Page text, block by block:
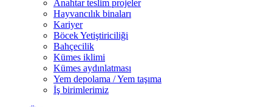
Anahtar teslim projeler
Hayvancılık binaları
Kariyer
Böcek Yetiştiriciliği
Bahçecilik
Kümes iklimi
Kümes aydınlatması
Yem depolama / Yem taşıma
İş birimlerimiz